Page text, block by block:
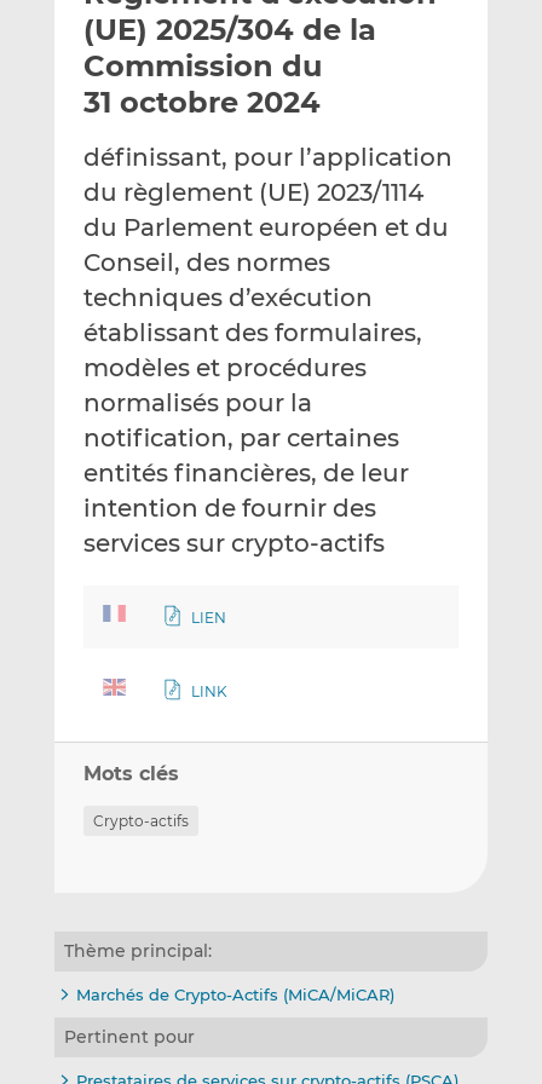
e
r
p
a
e
m
i
l
g
e
r
s
r
L
n
k
e
d
n
g
e
s
r
F
c
e
b
o
k
(UE) 2025/304 de la
Commission du
31 octobre 2024
définissant, pour l’application
du règlement (UE) 2023/1114
du Parlement européen et du
Conseil, des normes
techniques d’exécution
établissant des formulaires,
modèles et procédures
normalisés pour la
notification, par certaines
entités financières, de leur
intention de fournir des
services sur crypto-actifs
LIEN
LINK
Mots clés
Crypto-actifs
Thème principal:
Marchés de Crypto-Actifs (MiCA/MiCAR)
Pertinent pour